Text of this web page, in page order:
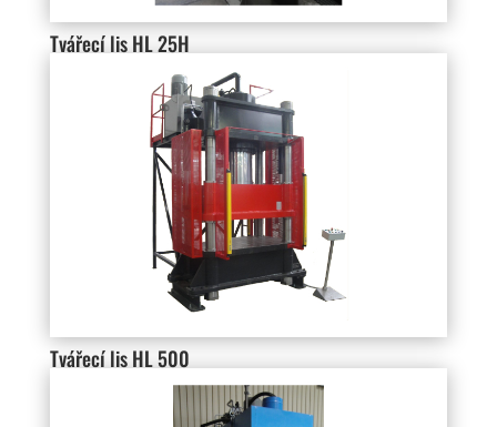
Tvářecí lis HL 25H
Tvářecí lis HL 500